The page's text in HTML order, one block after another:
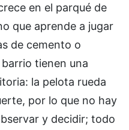
en el parqué de
que aprende a jugar
de cemento o
tienen una
la pelota rueda
por lo que no hay
y decidir; todo